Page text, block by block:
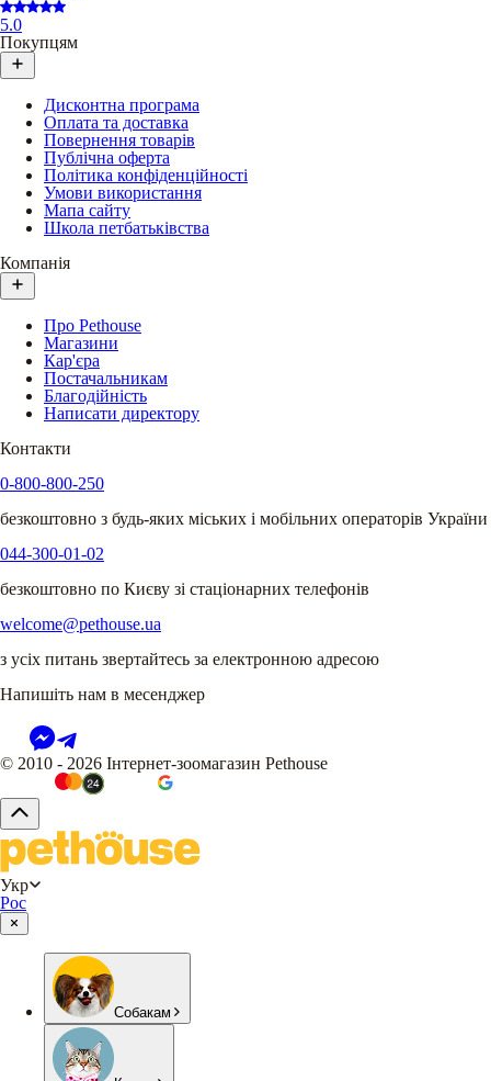
5.0
Покупцям
Дисконтна програма
Оплата та доставка
Повернення товарів
Публічна оферта
Політика конфіденційності
Умови використання
Мапа сайту
Школа петбатьківства
Компанія
Про Pethouse
Магазини
Кар'єра
Постачальникам
Благодійність
Написати директору
Контакти
0-800-800-250
безкоштовно з будь-яких міських і мобільних операторів України
044-300-01-02
безкоштовно по Києву зі стаціонарних телефонів
welcome@pethouse.ua
з усіх питань звертайтесь за електронною адресою
Напишіть нам в месенджер
© 2010 - 2026 Інтернет-зоомагазин Pethouse
Укр
Рос
Собакам